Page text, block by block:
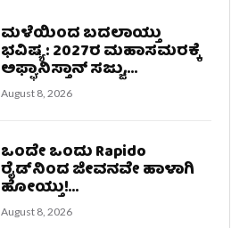
ಮಳೆಯಿಂದ ಬದಲಾಯ್ತು
ಭವಿಷ್ಯ: 2027ರ ಮಹಾಸಮರಕ್ಕೆ
ಅಫ್ಘಾನಿಸ್ತಾನ್ ಸಜ್ಜು,...
August 8, 2026
ಒಂದೇ ಒಂದು Rapido
ರೈಡ್‌ನಿಂದ ಜೀವನವೇ ಹಾಳಾಗಿ
ಹೋಯ್ತು!...
August 8, 2026